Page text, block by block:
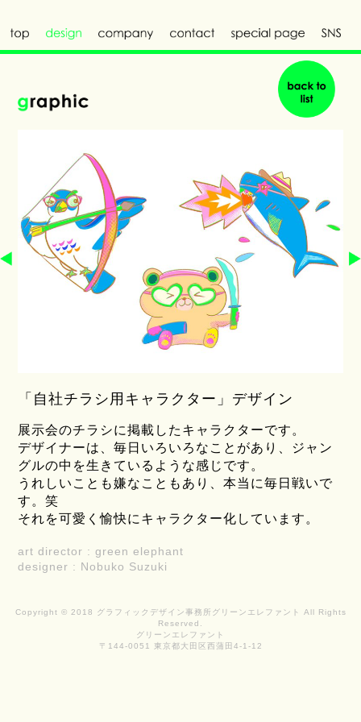
「自社チラシ用キャラクター」デザイン
展示会のチラシに掲載したキャラクターです。
デザイナーは、毎日いろいろなことがあり、ジャン
グルの中を生きているような感じです。
うれしいことも嫌なこともあり、本当に毎日戦いで
す。笑
それを可愛く愉快にキャラクター化しています。
art director : green elephant
designer : Nobuko Suzuki
Copyright © 2018 グラフィックデザイン事務所グリーンエレファント All Rights
Reserved.
グリーンエレファント
〒144-0051 東京都大田区西蒲田4-1-12